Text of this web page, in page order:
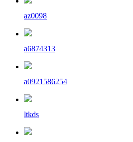
az0098
a6874313
a0921586254
ltkds